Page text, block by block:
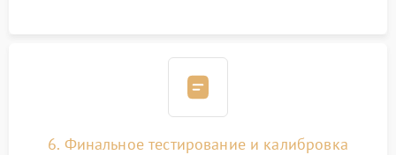
6. Финальное тестирование и калибровка